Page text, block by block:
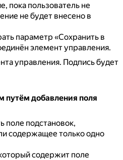
пока пользователь не
не будет внесено в
параметр «Сохранить в
элемент управления.
управления. Подпись будет
путём добавления поля
поле подстановок,
содержащее только одно
содержит поле